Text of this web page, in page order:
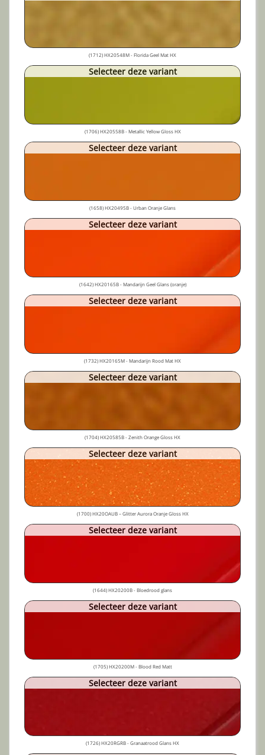
(1712) HX20548M - Florida Geel Mat HX
Selecteer deze variant
(1706) HX20558B - Metallic Yellow Gloss HX
Selecteer deze variant
(1658) HX20495B - Urban Oranje Glans
Selecteer deze variant
(1642) HX20165B - Mandarijn Geel Glans (oranje)
Selecteer deze variant
(1732) HX20165M - Mandarijn Rood Mat HX
Selecteer deze variant
(1704) HX20585B - Zenith Orange Gloss HX
Selecteer deze variant
(1700) HX20OAUB – Glitter Aurora Oranje Gloss HX
Selecteer deze variant
(1644) HX20200B - Bloedrood glans
Selecteer deze variant
(1705) HX20200M - Blood Red Matt
Selecteer deze variant
(1726) HX20RGRB - Granaatrood Glans HX